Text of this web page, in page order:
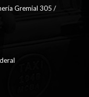
Gremial 305 /